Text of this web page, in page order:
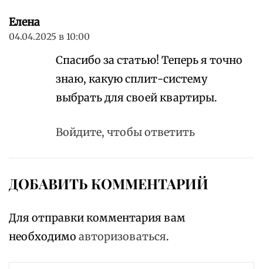
Елена
04.04.2025 в 10:00
Спасибо за статью! Теперь я точно
знаю, какую сплит-систему
выбрать для своей квартиры.
Войдите, чтобы ответить
ДОБАВИТЬ КОММЕНТАРИЙ
Для отправки комментария вам
необходимо авторизоваться.